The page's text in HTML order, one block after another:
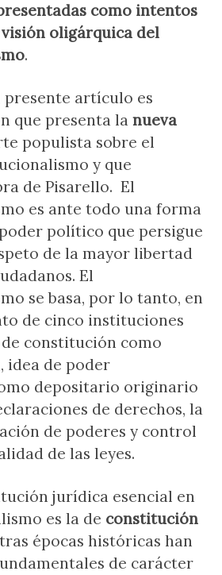
como intentos
oligárquica del
.
artículo es
que presenta la nueva
populista sobre el
y que
de Pisarello. El
es ante todo una forma
político que persigue
de la mayor libertad
El
se basa, por lo tanto, en
de cinco instituciones
de constitución como
idea de poder
depositario originario
de derechos, la
de poderes y control
de las leyes.
jurídica esencial en
es la de constitución
épocas históricas han
de carácter